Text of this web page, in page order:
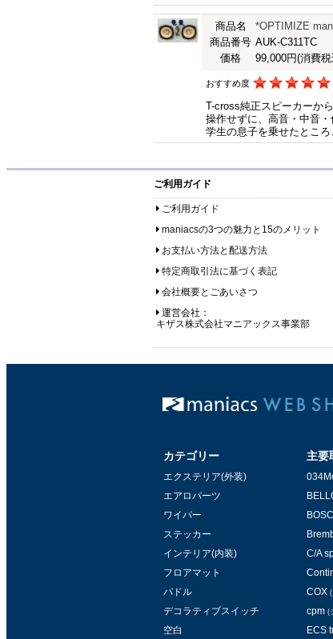
商品名
*OPTIMIZE
商品番号 AUK-C311TC
価格
99,000円(消費
おすすめ度
T-cross純正スピーカーか
操作せずに、高音・中音
学生の息子を乗せたとこ
ご利用ガイド
ご利用ガイド
maniacsの3つの魅力と15のメリット
お支払い方法と配送方法
特定商取引法に基づく表記
会社概要とごあいさつ
運営会社：
キザス株式会社マニアックス事業部
カテゴリー
エクステリア(外装)
エアロパーツ
ワイパー
ステッカー
インテリア(内装)
フロアマット
パドル
デコラティブスイッチ
空白
主要
C/A
COX
cpm (
ECS